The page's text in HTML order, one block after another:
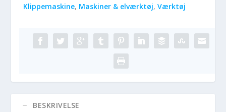
Klippemaskine, Maskiner & elværktøj,Værktøj
BESKRIVELSE